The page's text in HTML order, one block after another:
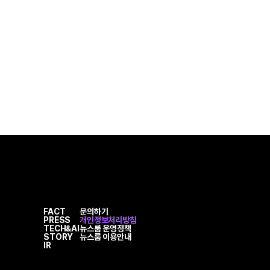
FACT
PRESS
TECH&AI
STORY
IR
문의하기
개인정보처리방침
뉴스룸 운영정책
뉴스룸 이용안내